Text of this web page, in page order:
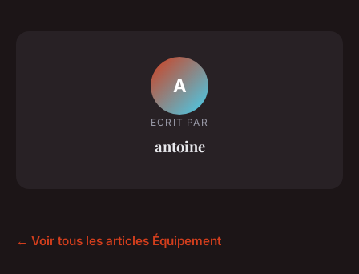
A
ECRIT PAR
antoine
← Voir tous les articles Équipement